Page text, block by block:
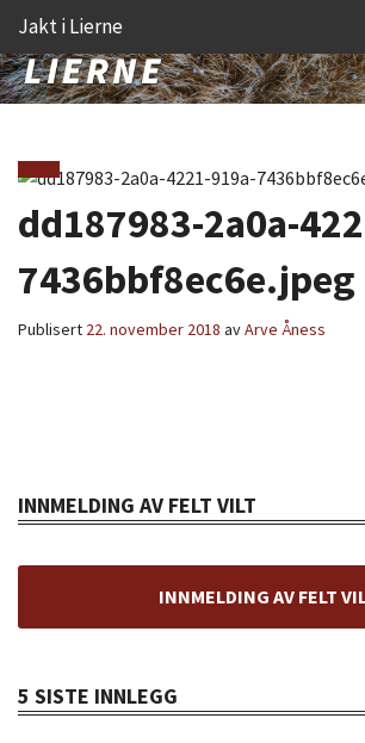
Jakt i Lierne
Nyheter
Fangst
Åtejakt
Felt vilt
Aktiviteter
Premie
innholdet
Forstørre
dd187983-2a0a-
7436bbf8ec6e.jpeg
Publisert 22. november 2018 avArve Åness
INNMELDING AV FELT VILT
INNMELDING AV FELT
5 SISTE INNLEGG